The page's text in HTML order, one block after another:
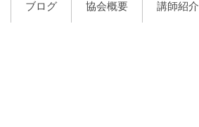
ブログ 協会概要 講師紹介